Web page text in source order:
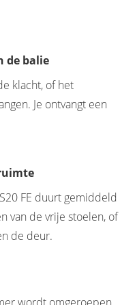
de balie
klacht, of het
Je ontvangt een
FE duurt gemiddeld
van de vrije stoelen, of
de deur.